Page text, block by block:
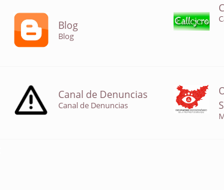
Blog
Blog
Canal de Denuncias
Canal de Denuncias